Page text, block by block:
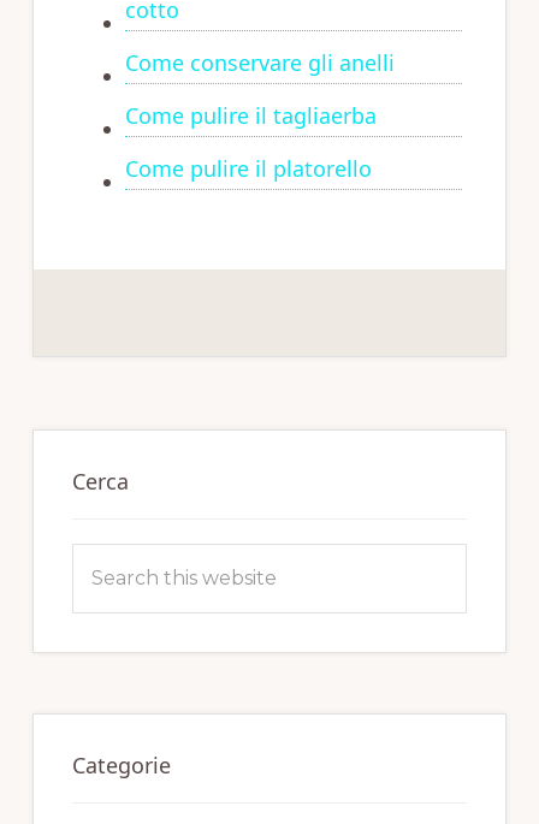
cotto
Come conservare gli anelli
Come pulire il tagliaerba
Come pulire il platorello
Primary
Sidebar
Cerca
this
Categorie